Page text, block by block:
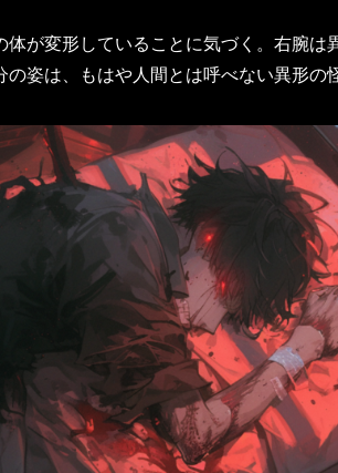
が変形していることに気づく。右腕は
姿は、もはや人間とは呼べない異形の